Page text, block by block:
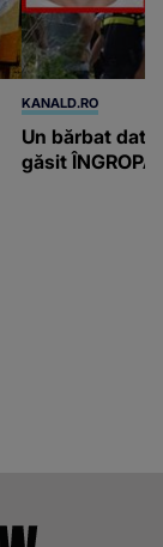
KANALD.RO
Un bărbat dat
găsit